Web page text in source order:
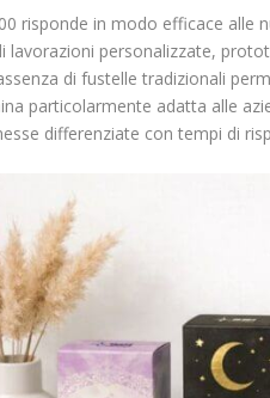
risponde in modo efficace alle
lavorazioni personalizzate,
di fustelle tradizionali
particolarmente adatta alle
differenziate con tempi di